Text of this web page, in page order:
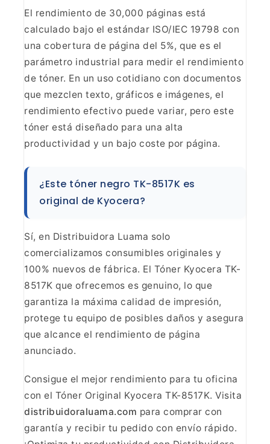
El rendimiento de 30,000 páginas está
calculado bajo el estándar ISO/IEC 19798 con
una cobertura de página del 5%, que es el
parámetro industrial para medir el rendimiento
de tóner. En un uso cotidiano con documentos
que mezclen texto, gráficos e imágenes, el
rendimiento efectivo puede variar, pero este
tóner está diseñado para una alta
productividad y un bajo coste por página.
¿Este tóner negro TK-8517K es
original de Kyocera?
Sí, en Distribuidora Luama solo
comercializamos consumibles originales y
100% nuevos de fábrica. El Tóner Kyocera TK-
8517K que ofrecemos es genuino, lo que
garantiza la máxima calidad de impresión,
protege tu equipo de posibles daños y asegura
que alcance el rendimiento de página
anunciado.
Consigue el mejor rendimiento para tu oficina
con el Tóner Original Kyocera TK-8517K. Visita
distribuidoraluama.com para comprar con
garantía y recibir tu pedido con envío rápido.